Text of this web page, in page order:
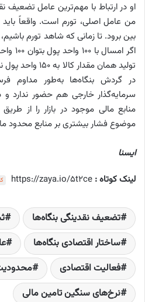
او در ارتباط با مهم‌ترین عامل تضعیف
من عامل اصلی، تورم است. واقعاً
بین برود. تا زمانی که شاهد تورم
اگر
تولید همان
در گردش بنگاه‌ها به‌طور مداوم
سرمایه‌گذار خارجی هم حضور ندارد
منابع مالی موجود در بازار را از
موضوع فشار بیشتری بر منابع محدود
ایسنا
لینک کوتاه : https://zaya.io/5t2ce
تضعیف نقدینگی بنگاه‌ها
ساختار اقتصادی بنگاه‌ها
فعالیت اقتصادی
نرخ‌های سنگین تامین مالی